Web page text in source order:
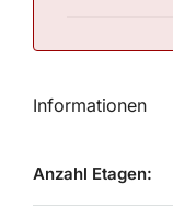
Informationen
Anzahl Etagen: